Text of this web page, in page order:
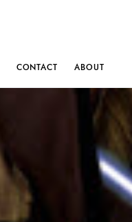
CONTACT ABOUT